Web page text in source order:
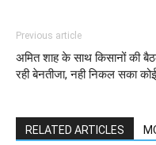
Previous article
अमित शाह के साथ किसानों की
रही बेनतीजा, नही निकल सका
RELATED ARTICLES